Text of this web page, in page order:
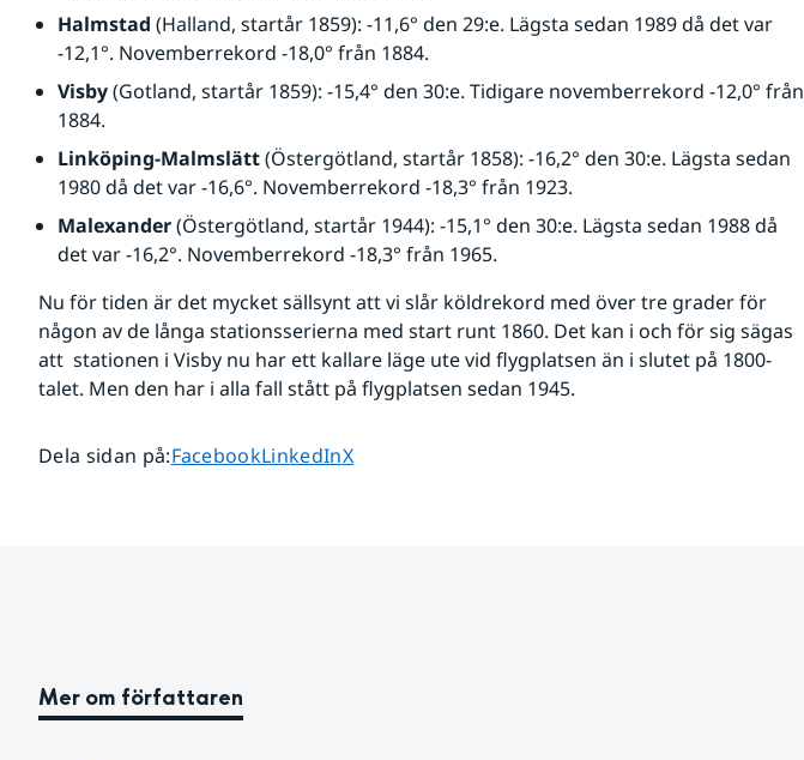
Halmstad (Halland, startår 1859): -11,6° den 29:e. Lägsta sedan 1989 då det var
-12,1°. Novemberrekord -18,0° från 1884.
Visby (Gotland, startår 1859): -15,4° den 30:e. Tidigare novemberrekord -12,0° från
1884.
Linköping-Malmslätt (Östergötland, startår 1858): -16,2° den 30:e. Lägsta sedan
1980 då det var -16,6°. Novemberrekord -18,3° från 1923.
Malexander (Östergötland, startår 1944): -15,1° den 30:e. Lägsta sedan 1988 då
det var -16,2°. Novemberrekord -18,3° från 1965.
Nu för tiden är det mycket sällsynt att vi slår köldrekord med över tre grader för
någon av de långa stationsserierna med start runt 1860. Det kan i och för sig sägas
att  stationen i Visby nu har ett kallare läge ute vid flygplatsen än i slutet på 1800-
talet. Men den har i alla fall stått på flygplatsen sedan 1945.
Dela sidan på:Dela sidan på
FacebookDela sidan på
LinkedInDela sidan på
X
Mer om författaren